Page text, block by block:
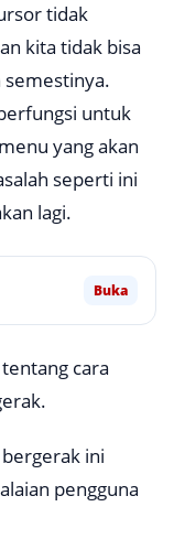
tidak
kita tidak bisa
untuk
yang akan
seperti ini
lagi.
Buka
cara
ini
pengguna